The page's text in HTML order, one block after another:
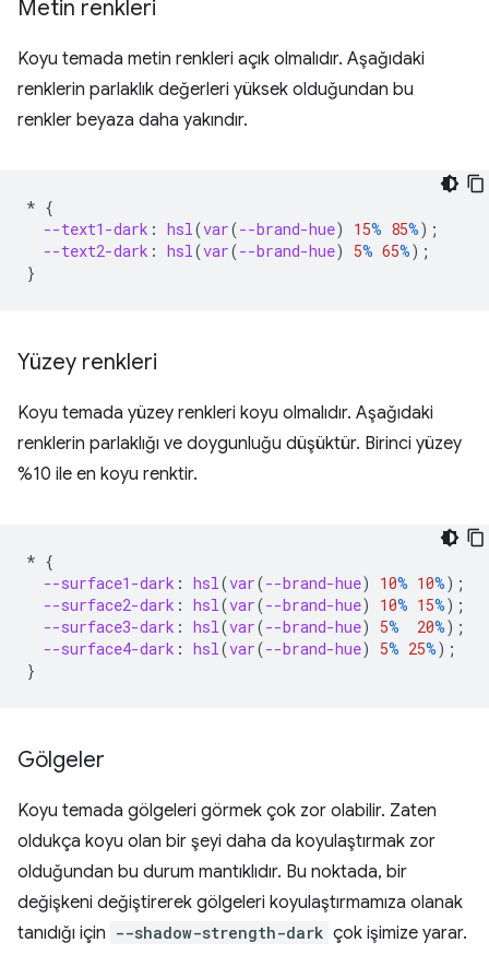
Metin renkleri
Koyu temada metin renkleri açık olmalıdır. Aşağıdaki
renklerin parlaklık değerleri yüksek olduğundan bu
renkler beyaza daha yakındır.
* {
--text1-dark : hsl(var(--brand-hue) 15% 85%);
--text2-dark : hsl(var(--brand-hue) 5% 65%);
}
Yüzey renkleri
Koyu temada yüzey renkleri koyu olmalıdır. Aşağıdaki
renklerin parlaklığı ve doygunluğu düşüktür. Birinci yüzey
%10 ile en koyu renktir.
* {
--surface1-dark : hsl(var(--brand-hue) 10% 10%);
--surface2-dark : hsl(var(--brand-hue) 10% 15%);
--surface3-dark : hsl(var(--brand-hue) 5% 20%);
--surface4-dark : hsl(var(--brand-hue) 5% 25%);
}
Gölgeler
Koyu temada gölgeleri görmek çok zor olabilir. Zaten
oldukça koyu olan bir şeyi daha da koyulaştırmak zor
olduğundan bu durum mantıklıdır. Bu noktada, bir
değişkeni değiştirerek gölgeleri koyulaştırmamıza olanak
tanıdığı için --shadow-strength-dark çok işimize yarar.